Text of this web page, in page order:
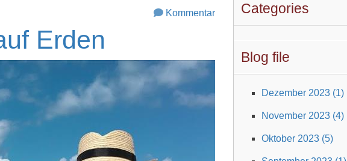
Categories
Blog file
Dezember 2023 (1)
November 2023 (4)
Oktober 2023 (5)
Kommentar
Erden